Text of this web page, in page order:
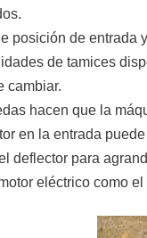
posición de entrada
de tamices
cambiar.
hacen que la
en la entrada
deflector para
eléctrico como